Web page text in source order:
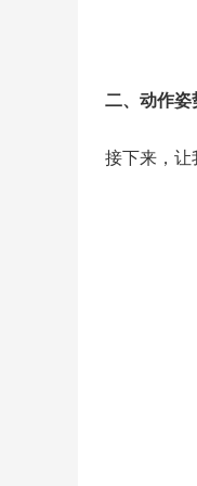
二、动作姿
接下来，让